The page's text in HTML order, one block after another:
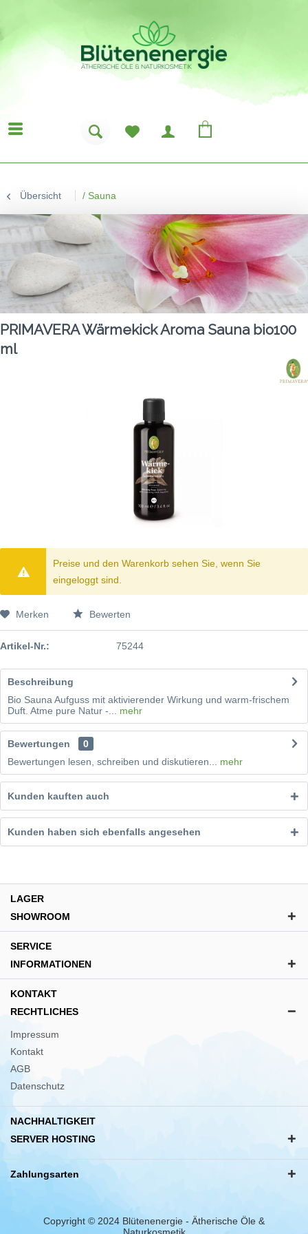
Übersicht / Sauna
PRIMAVERA Wärmekick Aroma Sauna bio100
ml
Preise und den Warenkorb sehen Sie, wenn Sie
eingeloggt sind.
Merken Bewerten
Artikel-Nr.: 75244
Beschreibung
Bio Sauna Aufguss mit aktivierender Wirkung und warm-frischem
Duft. Atme pure Natur -... mehr
Bewertungen
0
Bewertungen lesen, schreiben und diskutieren... mehr
Kunden kauften auch
Kunden haben sich ebenfalls angesehen
LAGER
SHOWROOM
SERVICE
INFORMATIONEN
KONTAKT
RECHTLICHES
Impressum
Kontakt
AGB
Datenschutz
NACHHALTIGKEIT
SERVER HOSTING
Zahlungsarten
Copyright © 2024 Blütenenergie - Ätherische Öle &